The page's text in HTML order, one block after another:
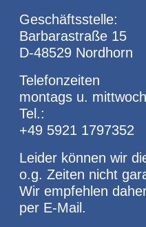
Geschäftsstelle:
Barbarastraße 15
D-48529 Nordhorn
Telefonzeiten
montags u.
Tel.:
+49 5921 1797352
Leider können wir
o.g. Zeiten nicht
Wir empfehlen
per E-Mail.